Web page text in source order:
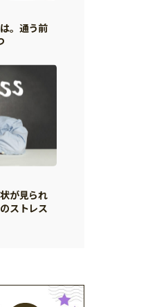
。通う前
が見られ
ストレス